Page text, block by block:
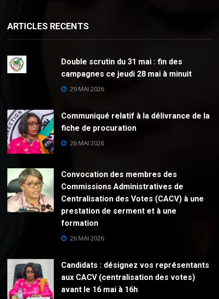
ARTICLES RECENTS
Double scrutin du 31 mai : fin des
campagnes ce jeudi 28 mai à minuit
29 MAI 2026
Communiqué relatif à la délivrance de la
fiche de procuration
26 MAI 2026
Convocation des membres des
Commissions Administratives de
Centralisation des Votes (CACV) à une
prestation de serment et à une
formation
26 MAI 2026
Candidats : désignez vos représentants
aux CACV (centralisation des votes)
avant le 16 mai à 16h